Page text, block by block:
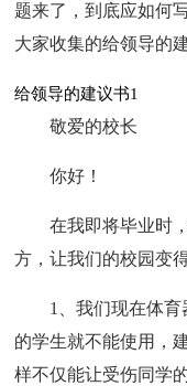
题来了，到底应如何
大家收集的给领导的
给领导的建议书1
敬爱的校长
你好！
在我即将毕业时
方，让我们的校园变
1、我们现在体
的学生就不能使用，
样不仅能让受伤同学